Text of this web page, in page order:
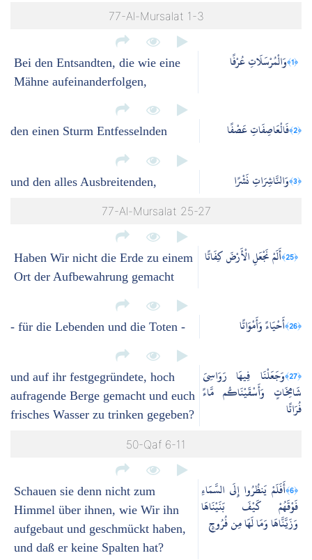
77-Al-Mursalat 1-3
Bei den Entsandten, die wie eine
Mähne aufeinanderfolgen,
﴿1﴾ وَالْمُرْسَلَاتِ عُرْفًا
den einen Sturm Entfesselnden ﴿2﴾ فَالْعَاصِفَاتِ عَصْفًا
und den alles Ausbreitenden, ﴿3﴾ وَالنَّاشِرَاتِ نَشْرًا
77-Al-Mursalat 25-27
Haben Wir nicht die Erde zu einem
Ort der Aufbewahrung gemacht
﴿25﴾ أَلَمْ نَجْعَلِ الْأَرْضَ كِفَاتًا
- für die Lebenden und die Toten - ﴿26﴾ أَحْيَاءً وَأَمْوَاتًا
und auf ihr festgegründete, hoch
aufragende Berge gemacht und euch
frisches Wasser zu trinken gegeben?
﴿27﴾
وَجَعَلْنَا فِيهَا رَوَاسِيَ
شَامِخَاتٍ وَأَسْقَيْنَاكُم مَّاءً
فُرَاتًا
50-Qaf 6-11
Schauen sie denn nicht zum
Himmel über ihnen, wie Wir ihn
aufgebaut und geschmückt haben,
und daß er keine Spalten hat?
﴿6﴾ أَفَلَمْ يَنظُرُوا إِلَى السَّمَاءِ
فَوْقَهُمْ كَيْفَ بَنَيْنَاهَا
وَزَيَّنَّاهَا وَمَا لَهَا مِن فُرُوجٍ